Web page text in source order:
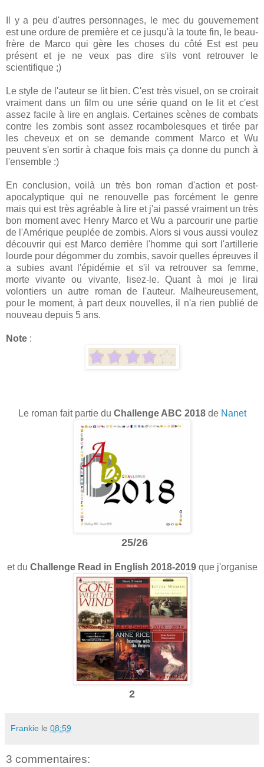
Il y a peu d'autres personnages, le mec du gouvernement
est une ordure de première et ce jusqu'à la toute fin, le beau-
frère de Marco qui gère les choses du côté Est est peu
présent et je ne veux pas dire s'ils vont retrouver le
scientifique ;)
Le style de l'auteur se lit bien. C'est très visuel, on se croirait
vraiment dans un film ou une série quand on le lit et c'est
assez facile à lire en anglais. Certaines scènes de combats
contre les zombis sont assez rocambolesques et tirée par
les cheveux et on se demande comment Marco et Wu
peuvent s'en sortir à chaque fois mais ça donne du punch à
l'ensemble :)
En conclusion, voilà un très bon roman d'action et post-
apocalyptique qui ne renouvelle pas forcément le genre
mais qui est très agréable à lire et j'ai passé vraiment un très
bon moment avec Henry Marco et Wu a parcourir une partie
de l'Amérique peuplée de zombis. Alors si vous aussi voulez
découvrir qui est Marco derrière l'homme qui sort l'artillerie
lourde pour dégommer du zombis, savoir quelles épreuves il
a subies avant l'épidémie et s'il va retrouver sa femme,
morte vivante ou vivante, lisez-le. Quant à moi je lirai
volontiers un autre roman de l'auteur. Malheureusement,
pour le moment, à part deux nouvelles, il n'a rien publié de
nouveau depuis 5 ans.
Note :
Le roman fait partie du Challenge ABC 2018de Nanet
25/26
et du Challenge Read in English 2018-2019que j'organise
2
Frankie le 08:59
3 commentaires: